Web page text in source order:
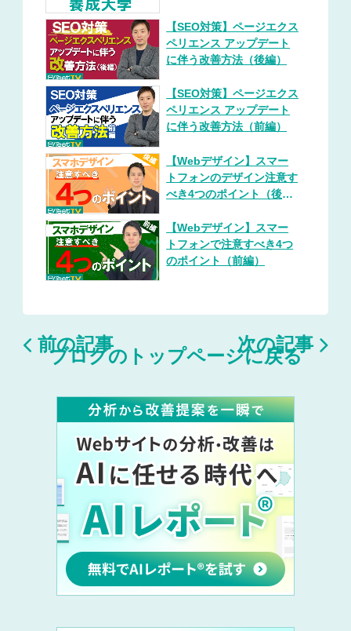
【SEO対策】ページエクス
ペリエンス アップデート
に伴う改善方法（後編）
【SEO対策】ページエクス
ペリエンス アップデート
に伴う改善方法（前編）
【Webデザイン】スマー
トフォンのデザイン注意す
べき4つのポイント（後
【Webデザイン】スマー
トフォンで注意すべき4つ
のポイント（前編）
前の記事 次の記事
ブログのトップページに戻る